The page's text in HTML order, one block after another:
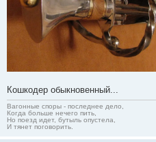
Кошкодер обыкновенный...
Вагонные споры - последнее дело,
Когда больше нечего пить,
Но поезд идет, бутыль опустела,
И тянет поговорить.